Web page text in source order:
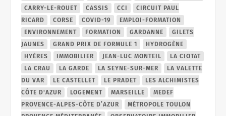
CARRY-LE-ROUET
CASSIS CCI
CIRCUIT PAUL
RICARD
CORSE COVID-19
EMPLOI-FORMATION
ENVIRONNEMENT
FORMATION GARDANNE
GILETS
JAUNES
GRAND PRIX DE FORMULE 1
HYDROGÈNE
HYÈRES
IMMOBILIER JEAN-LUC MONTEIL
LA CIOTAT
LA CRAU
LA GARDE LA SEYNE-SUR-MER
LA VALETTE
DU VAR
LE CASTELLET LE PRADET
LES ALCHIMISTES
CÔTE D'AZUR
LOGEMENT MARSEILLE
MEDEF
PROVENCE-ALPES-CÔTE D’AZUR
MÉTROPOLE TOULON